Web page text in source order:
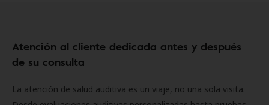
Atención al cliente dedicada antes y después
de su consulta
La atención de salud auditiva es un viaje, no una sola visita.